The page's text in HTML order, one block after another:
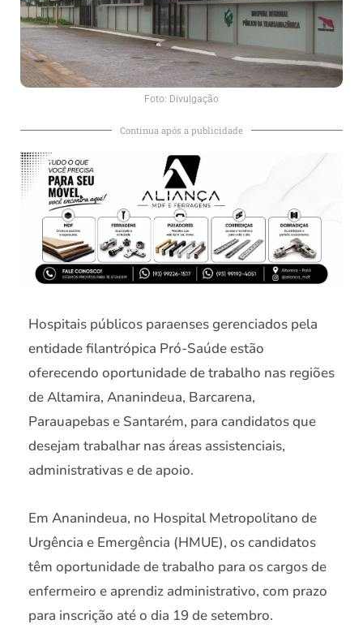
Foto: Divulgação
Continua após a publicidade
Hospitais públicos paraenses gerenciados pela
entidade filantrópica Pró-Saúde estão
oferecendo oportunidade de trabalho nas regiões
de Altamira, Ananindeua, Barcarena,
Parauapebas e Santarém, para candidatos que
desejam trabalhar nas áreas assistenciais,
administrativas e de apoio.
Em Ananindeua, no Hospital Metropolitano de
Urgência e Emergência (HMUE), os candidatos
têm oportunidade de trabalho para os cargos de
enfermeiro e aprendiz administrativo, com prazo
para inscrição até o dia 19 de setembro.